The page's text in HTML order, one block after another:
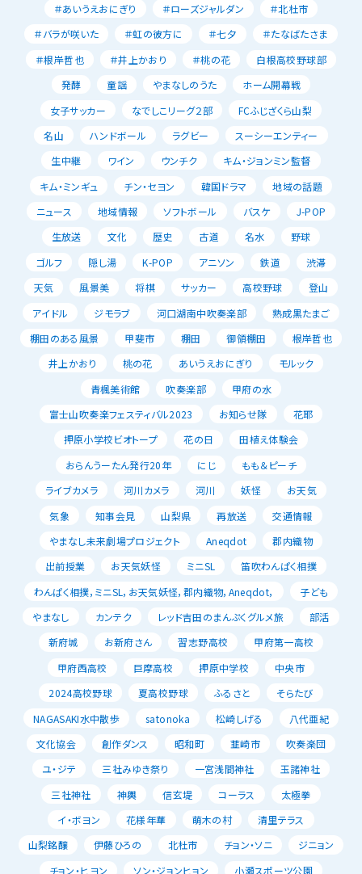
＃あいうえおにぎり
＃ローズジャルダン
＃北杜市
＃バラが咲いた
＃虹の彼方に ＃七夕
＃たなばたさま
＃根岸哲也
＃井上かおり ＃桃の花
白根高校野球部
発酵
童謡 やまなしのうた
ホーム開幕戦
女子サッカー
なでしこリーグ２部
FCふじざくら山梨
名山
ハンドボール ラグビー
スーシーエンティー
生中継
ワイン ウンチク
キム・ジョンミン監督
キム・ミンギュ
チン・セヨン 韓国ドラマ
地域の話題
ニュース
地域情報 ソフトボール バスケ
J-POP
生放送
文化 歴史 古道 名水
野球
ゴルフ
隠し湯 K-POP アニソン 鉄道
渋滞
天気
風景美 将棋 サッカー 高校野球
登山
アイドル
ジモラブ 河口湖南中吹奏楽部
熟成黒たまご
棚田のある風景
甲斐市 棚田 御領棚田
根岸哲也
井上かおり
桃の花 あいうえおにぎり
モルック
青楓美術館
吹奏楽部
甲府の水
富士山吹奏楽フェスティバル2023
お知らせ隊
花耶
押原小学校ビオトープ
花の日
田植え体験会
おらんうーたん発行20年
にじ
もも＆ピーチ
ライブカメラ
河川カメラ 河川 妖怪
お天気
気象
知事会見 山梨県 再放送
交通情報
やまなし未来劇場プロジェクト
Aneqdot
郡内織物
出前授業
お天気妖怪 ミニSL
笛吹わんぱく相撲
わんぱく相撲，ミニSL，お天気妖怪，郡内織物，Aneqdot，
子ども
やまなし
カンテク レッド吉田のまんぷくグルメ旅
部活
新府城
お新府さん 習志野高校
甲府第一高校
甲府西高校
巨摩高校 押原中学校
中央市
2024高校野球
夏高校野球 ふるさと
そらたび
NAGASAKI水中散歩
satonoka 松崎しげる
八代亜紀
文化協会
創作ダンス 昭和町 韮崎市
吹奏楽団
ユ・ジテ
三社みゆき祭り 一宮浅間神社
玉諸神社
三社神社
神輿 信玄堤 コーラス
太極拳
イ・ボヨン
花様年華 萌木の村
清里テラス
山梨銘醸
伊藤ひろの 北杜市 チョン・ソニ
ジニョン
チョン・ヒヨン
ソン・ジョンヒョン 小瀬スポーツ公園